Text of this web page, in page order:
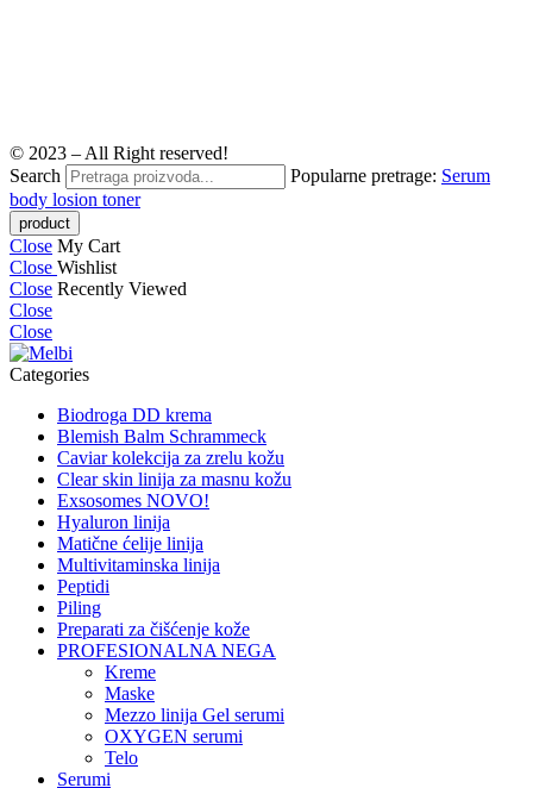
© 2023 – All Right reserved!
Search
Popularne pretrage: Serum
body losion toner
Close My Cart
Close Wishlist
Close Recently Viewed
Close
Close
Categories
Biodroga DD krema
Blemish Balm Schrammeck
Caviar kolekcija za zrelu kožu
Clear skin linija za masnu kožu
Exsosomes NOVO!
Hyaluron linija
Matične ćelije linija
Multivitaminska linija
Peptidi
Piling
Preparati za čišćenje kože
PROFESIONALNA NEGA
Kreme
Maske
Mezzo linija Gel serumi
OXYGEN serumi
Telo
Serumi